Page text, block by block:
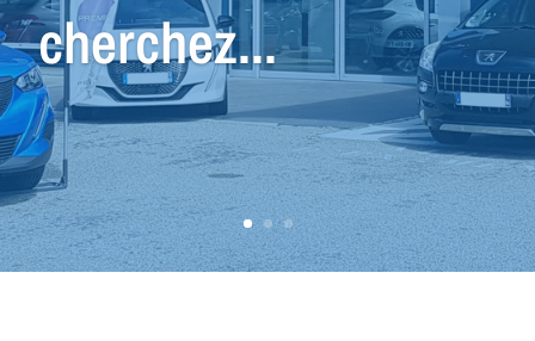
nous avons le
véhicule qu'il vous
faut !